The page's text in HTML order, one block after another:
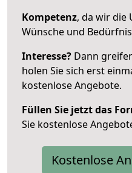
Kompetenz, da wir die
Wünsche und
Interesse? Dann
holen Sie sich erst
kostenlose Angebote.
Füllen Sie jetzt das
Sie kostenlose
Kostenlose